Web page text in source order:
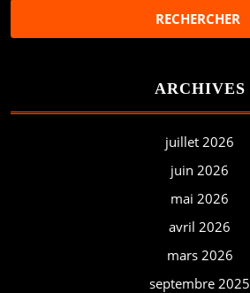
ARCHIVES
juillet 2026
juin 2026
mai 2026
avril 2026
mars 2026
septembre 2025